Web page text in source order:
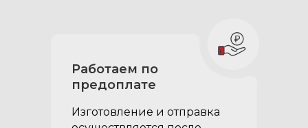
органайзера в
багажник Тойота
Ленд Крузер Прадо
Работаем по
предоплате
Изготовление и отправка